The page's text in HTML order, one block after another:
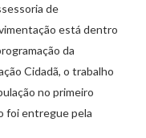
de
está dentro
da
Cidadã, o trabalho
no primeiro
foi entregue pela